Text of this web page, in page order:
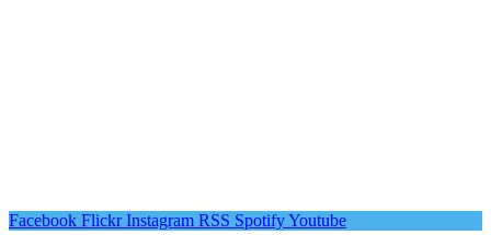
Facebook Flickr Instagram RSS SpotifyYoutube